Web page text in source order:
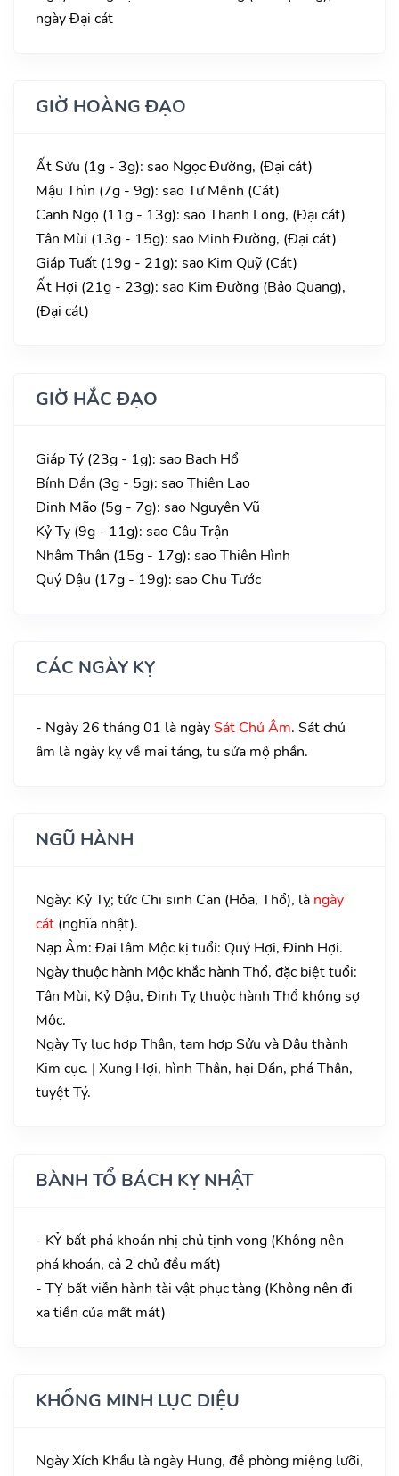
ngày Đại cát
GIỜ HOÀNG ĐẠO
Ất Sửu (1g - 3g): sao Ngọc Đường, (Đại cát)
Mậu Thìn (7g - 9g): sao Tư Mệnh (Cát)
Canh Ngọ (11g - 13g): sao Thanh Long, (Đại cát)
Tân Mùi (13g - 15g): sao Minh Đường, (Đại cát)
Giáp Tuất (19g - 21g): sao Kim Quỹ (Cát)
Ất Hợi (21g - 23g): sao Kim Đường (Bảo Quang),
(Đại cát)
GIỜ HẮC ĐẠO
Giáp Tý (23g - 1g): sao Bạch Hổ
Bính Dần (3g - 5g): sao Thiên Lao
Đinh Mão (5g - 7g): sao Nguyên Vũ
Kỷ Tỵ (9g - 11g): sao Câu Trận
Nhâm Thân (15g - 17g): sao Thiên Hình
Quý Dậu (17g - 19g): sao Chu Tước
CÁC NGÀY KỴ
- Ngày 26 tháng 01 là ngàySát Chủ Âm. Sát chủ
âm là ngày kỵ về mai táng, tu sửa mộ phần.
NGŨ HÀNH
Ngày: Kỷ Tỵ; tức Chi sinh Can (Hỏa, Thổ), là ngày
cát (nghĩa nhật).
Nạp Âm: Đại lâm Mộc kị tuổi: Quý Hợi, Đinh Hợi.
Ngày thuộc hành Mộc khắc hành Thổ, đặc biệt tuổi:
Tân Mùi, Kỷ Dậu, Đinh Tỵ thuộc hành Thổ không sợ
Mộc.
Ngày Tỵ lục hợp Thân, tam hợp Sửu và Dậu thành
Kim cục. | Xung Hợi, hình Thân, hại Dần, phá Thân,
tuyệt Tý.
BÀNH TỔ BÁCH KỴ NHẬT
- KỶ bất phá khoán nhị chủ tịnh vong (Không nên
phá khoán, cả 2 chủ đều mất)
- TỴ bất viễn hành tài vật phục tàng (Không nên đi
xa tiền của mất mát)
KHỔNG MINH LỤC DIỆU
Ngày Xích Khẩu là ngày Hung, đề phòng miệng lưỡi,